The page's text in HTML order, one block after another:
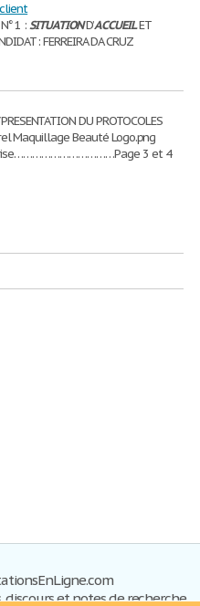
1 :SITUATIOND’ACCUEILET
: FERREIRA DA CRUZ
DU PROTOCOLES
Maquillage Beauté Logo.png
3 et 4
et notes de recherche